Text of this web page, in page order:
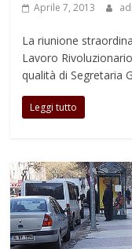
Aprile 7, 2013
La riunione
Lavoro
qualità di Segretaria
Leggi tutto